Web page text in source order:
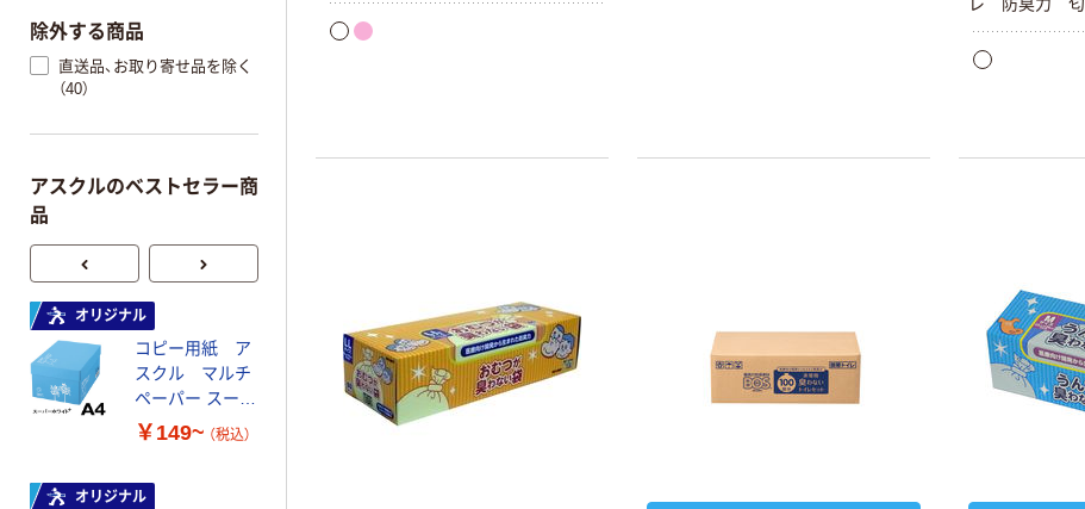
除外する商品
直送品、お取り寄せ品を除く
（40）
アスクルのベストセラー商
品
オリジナル
コピー用紙 ア
スクル マルチ
ペーパー スーパ
ーホワイト+
￥149~ （税込）
オリジナル
コピー用紙 マ
ルチペーパー
スーパーエコノ
ミー+
￥149~
蛍光オプテック
ス1(アスクル限
定モデル) 蛍光
【アスクル限定】
ファーストレイ
ト ニトリルグ